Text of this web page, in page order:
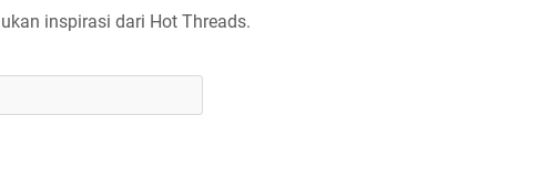
inspirasi dari Hot Threads.